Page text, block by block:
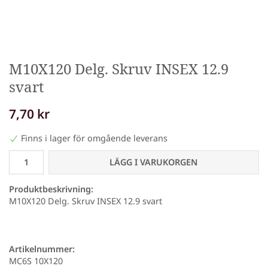
M10X120 Delg. Skruv INSEX 12.9
svart
7,70 kr
Finns i lager för omgående leverans
LÄGG I VARUKORGEN
Produktbeskrivning:
M10X120 Delg. Skruv INSEX 12.9 svart
Artikelnummer:
MC6S 10X120